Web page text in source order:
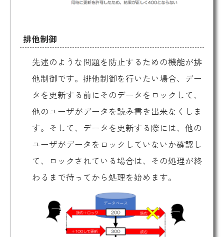
排他制御
先述のような問題を防止するための機能が排
他制御です。排他制御を行いたい場合、デー
タを更新する前にそのデータをロックして、
他のユーザがデータを読み書き出来なくしま
す。そして、データを更新する際には、他の
ユーザがデータをロックしていないか確認し
て、ロックされている場合は、その処理が終
わるまで待ってから処理を始めます。